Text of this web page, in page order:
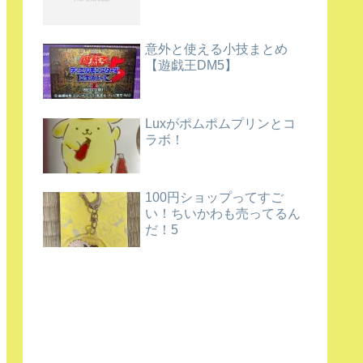
意外と使える小技まとめ
【遊戯王DM5】
Luxがポムポムプリンとコ
ラボ！
100円ショップってすご
い！ちいかわも売ってるん
だ！5